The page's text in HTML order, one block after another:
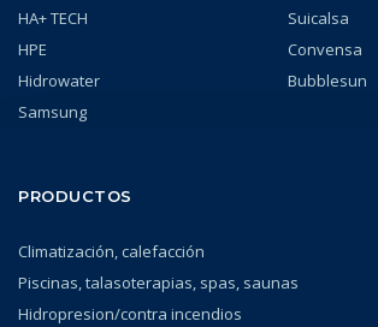
HA+ TECH
Suicalsa
HPE
Convensa
Hidrowater
Bubblesun
Samsung
PRODUCTOS
Climatización, calefacción
Piscinas, talasoterapias, spas, saunas
Hidropresion/contra incendios